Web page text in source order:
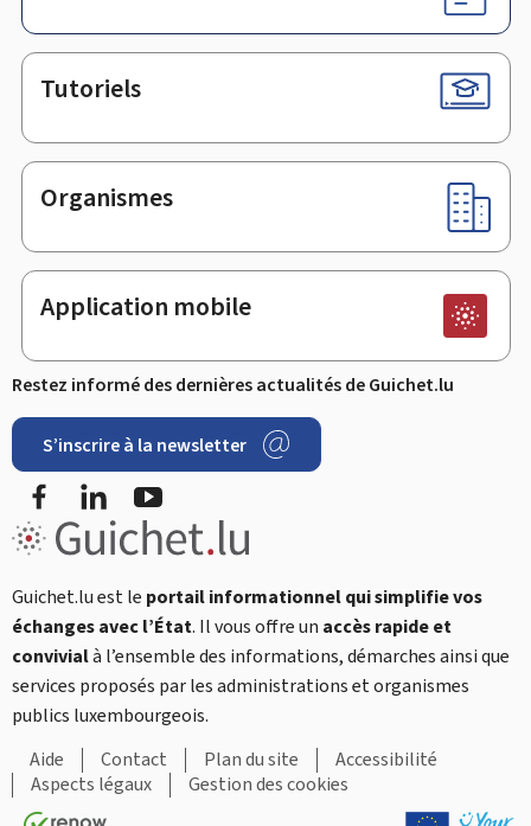
Tutoriels
Organismes
Application mobile
Restez informé des dernières actualités de Guichet.lu
S’inscrire à la newsletter
FacebookLinkedIn
Guichet.lu est le portail informationnel qui simplifie vos
échanges avec l’État. Il vous offre un accès rapide et
convivialà l’ensemble des informations, démarches ainsi que
services proposés par les administrations et organismes
publics luxembourgeois.
Aide
Contact Plan du site
Accessibilité
Aspects légaux
Gestion des cookies